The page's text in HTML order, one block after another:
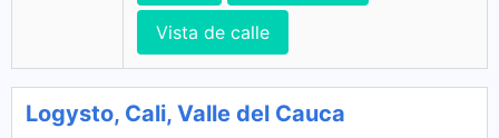
Vista de calle
Logysto, Cali, Valle del Cauca